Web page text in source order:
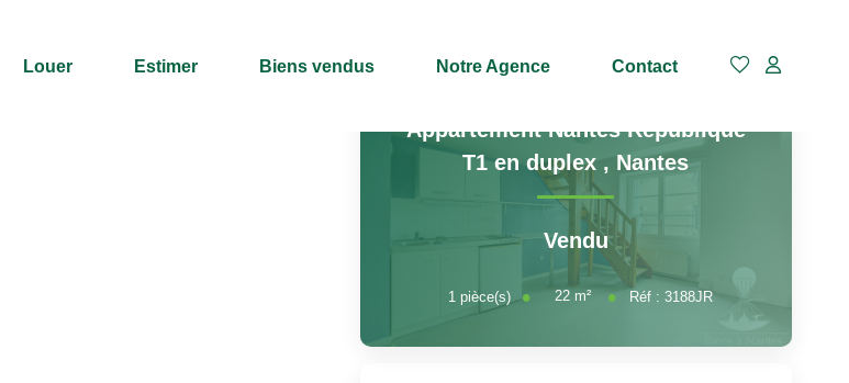
Louer Estimer Biens vendus Notre Agence Contact
Appartement Nantes République
T1 en duplex , Nantes
Vendu
1 pièce(s) 22 m² Réf : 3188JR